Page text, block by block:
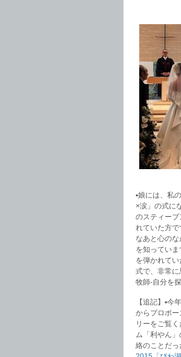
▪︎娘には、私
×涙」の式に
のスティー
れていた方
なあと心の
を知ってい
を弾かれて
式で、非常に
牧師-自分を
【追記】▪︎
からプロポ
リーをご覧
ム「利やん
絡のことだっ